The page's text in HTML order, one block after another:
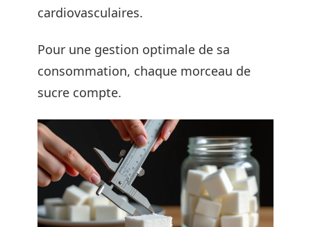
cardiovasculaires.
Pour une gestion optimale de sa
consommation, chaque morceau de
sucre compte.